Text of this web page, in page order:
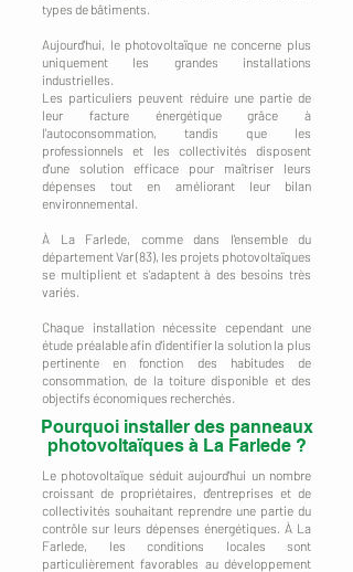
types de bâtiments.
Aujourd'hui, le photovoltaïque ne concerne plus
uniquement les grandes installations
industrielles.
Les particuliers peuvent réduire une partie de
leur facture énergétique grâce à
l'autoconsommation, tandis que les
professionnels et les collectivités disposent
d'une solution efficace pour maîtriser leurs
dépenses tout en améliorant leur bilan
environnemental.
À La Farlede, comme dans l'ensemble du
département Var (83), les projets photovoltaïques
se multiplient et s'adaptent à des besoins très
variés.
Chaque installation nécessite cependant une
étude préalable afin d'identifier la solution la plus
pertinente en fonction des habitudes de
consommation, de la toiture disponible et des
objectifs économiques recherchés.
Pourquoi installer des panneaux
photovoltaïques à La Farlede ?
Le photovoltaïque séduit aujourd'hui un nombre
croissant de propriétaires, d'entreprises et de
collectivités souhaitant reprendre une partie du
contrôle sur leurs dépenses énergétiques. À La
Farlede, les conditions locales sont
particulièrement favorables au développement